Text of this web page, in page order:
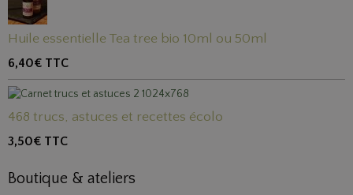
Huile essentielle Tea tree bio 10ml ou 50ml
6,40€ TTC
468 trucs, astuces et recettes écolo
3,50€ TTC
Boutique & ateliers